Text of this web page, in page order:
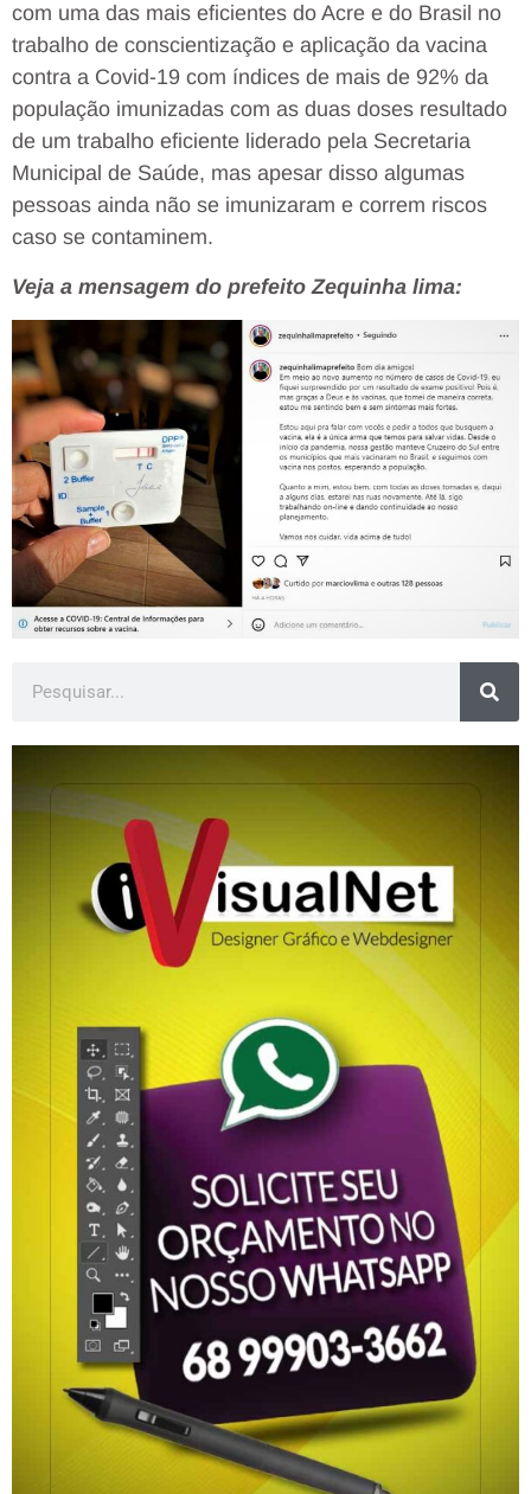
com uma das mais eficientes do Acre e do Brasil no
trabalho de conscientização e aplicação da vacina
contra a Covid-19 com índices de mais de 92% da
população imunizadas com as duas doses resultado
de um trabalho eficiente liderado pela Secretaria
Municipal de Saúde, mas apesar disso algumas
pessoas ainda não se imunizaram e correm riscos
caso se contaminem.
Veja a mensagem do prefeito Zequinha lima: